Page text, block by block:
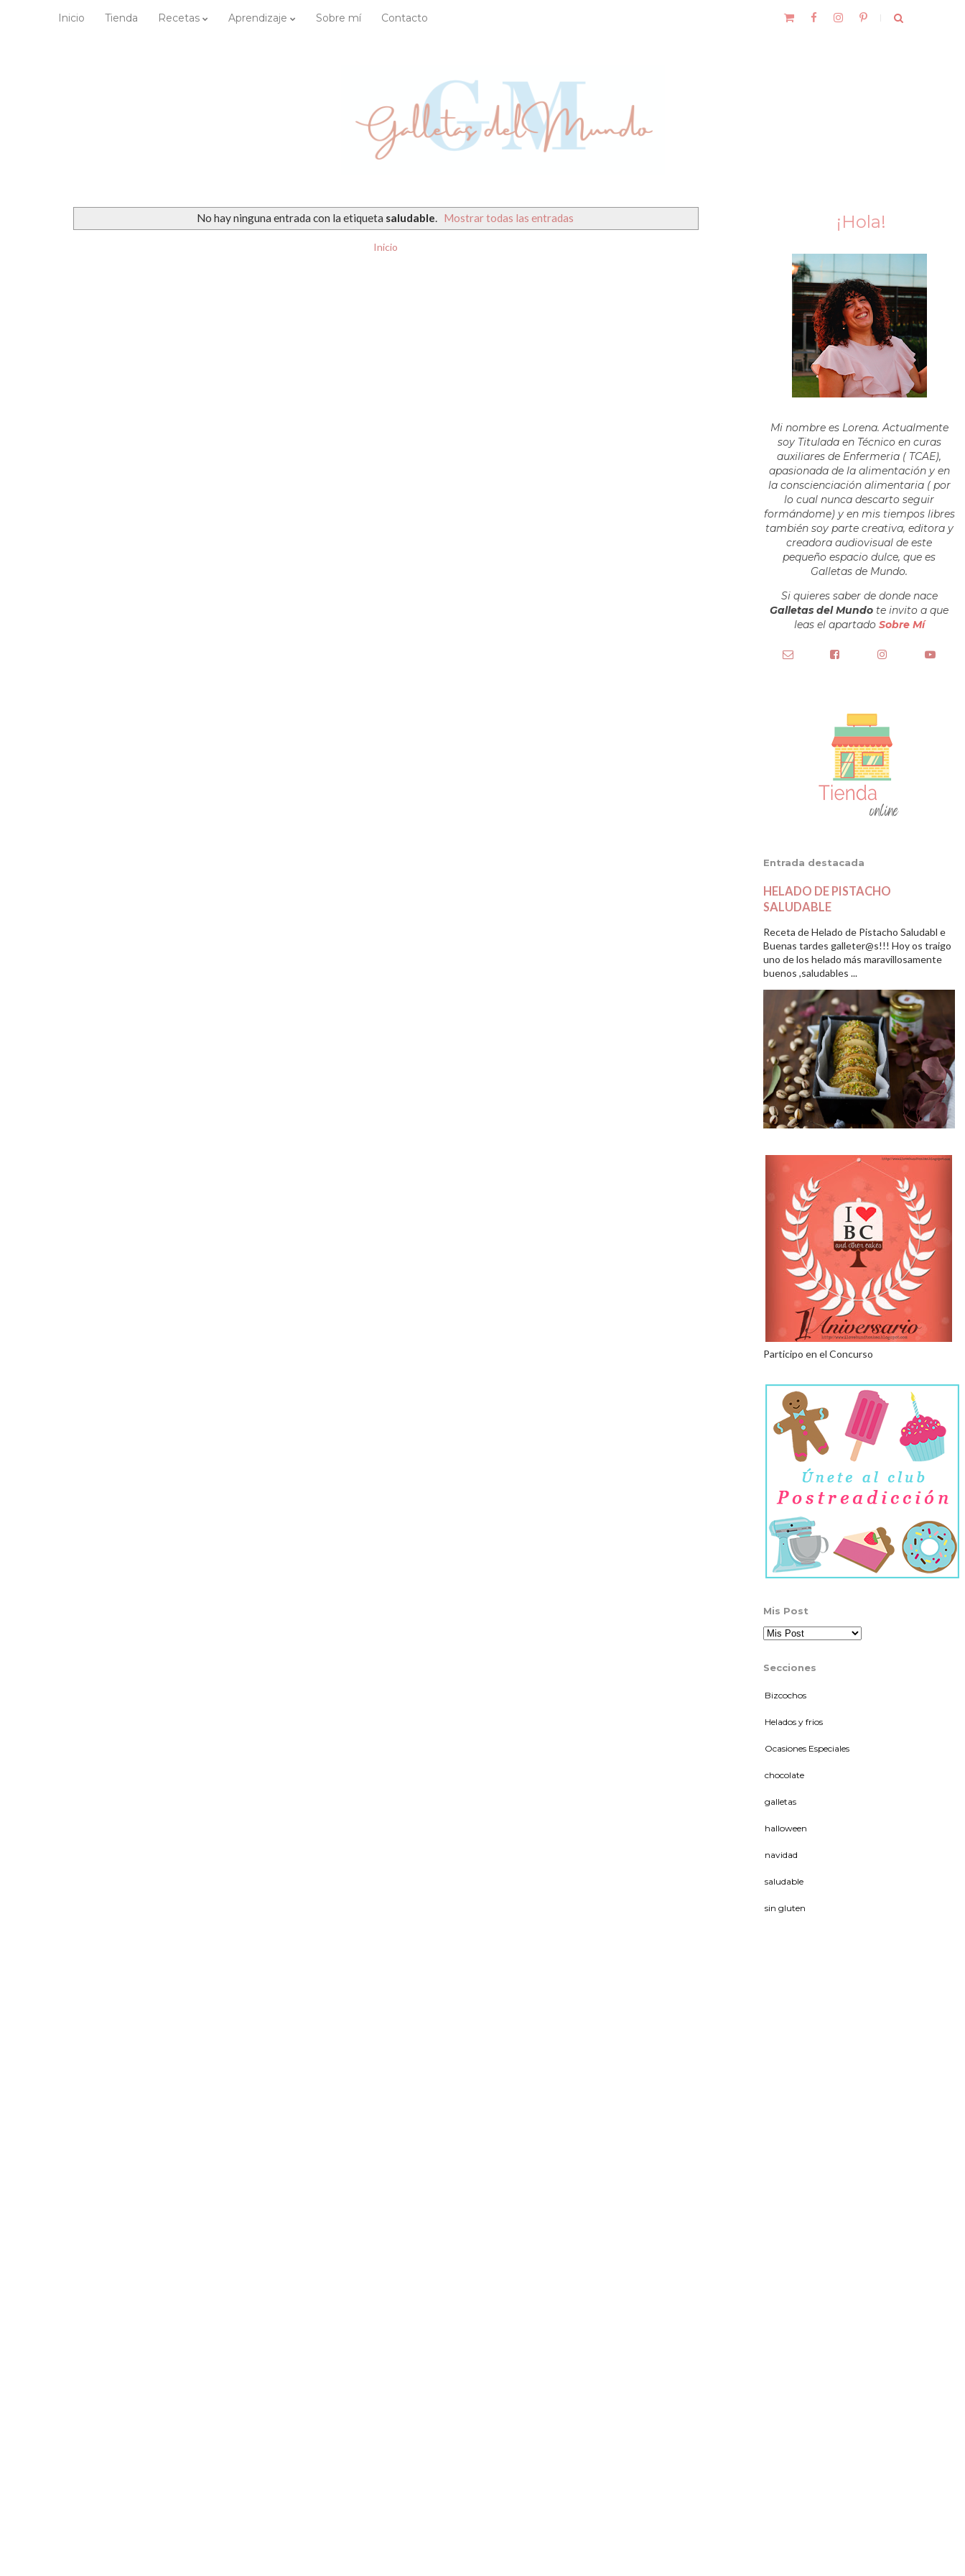
Inicio Tienda Recetas Aprendizaje Sobre mí Contacto
No hay ninguna entrada con la etiqueta saludable. Mostrar todas las entradas
Inicio
¡Hola!
Mi nombre es Lorena. Actualmente
soy Titulada en Técnico en curas
auxiliares de Enfermeria ( TCAE),
apasionada de la alimentación y en
la conscienciación alimentaria ( por
lo cual nunca descarto seguir
formándome) y en mis tiempos libres
también soy parte creativa, editora y
creadora audiovisual de este
pequeño espacio dulce, que es
Galletas de Mundo.
Si quieres saber de donde nace
Galletas del Mundo te invito a que
leas el apartado Sobre Mí
Entrada destacada
HELADO DE PISTACHO
SALUDABLE
Receta de Helado de Pistacho Saludabl e
Buenas tardes galleter@s!!! Hoy os traigo
uno de los helado más maravillosamente
buenos ,saludables ...
Participo en el Concurso
Mis Post
Secciones
Bizcochos
Helados y frios
Ocasiones Especiales
chocolate
galletas
halloween
navidad
saludable
sin gluten